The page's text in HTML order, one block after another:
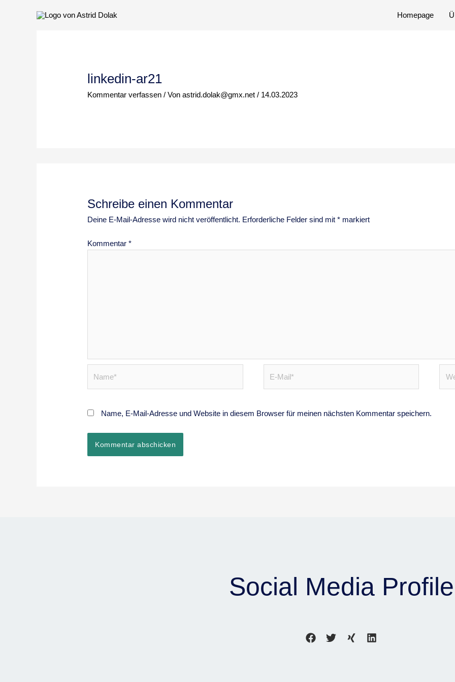
Homepage
linkedin-ar21
Kommentar verfassen / Vonastrid.dolak@gmx.net/ 14.03.2023
Schreibe einen Kommentar
Deine E-Mail-Adresse wird nicht veröffentlicht. Erforderliche Felder sind mit* markiert
Kommentar*
Mail*
Name, E-Mail-Adresse und Website in diesem Browser für meinen nächsten Kommentar speichern.
Social Media Profile